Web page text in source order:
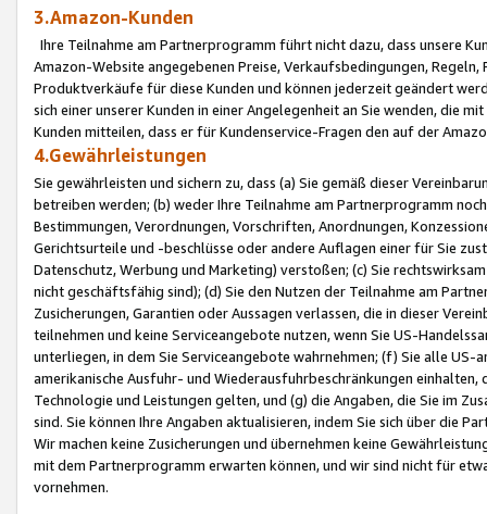
3.Amazon-Kunden
Ihre Teilnahme am Partnerprogramm führt nicht dazu, dass unsere
Amazon-Website angegebenen Preise, Verkaufsbedingungen,
Produktverkäufe für diese Kunden und können jederzeit geändert
sich einer unserer Kunden in einer Angelegenheit an Sie wenden, die
Kunden mitteilen, dass er für Kundenservice-Fragen den auf der
4.Gewährleistungen
Sie gewährleisten und sichern zu, dass (a) Sie gemäß dieser
betreiben werden; (b) weder Ihre Teilnahme am Partnerprogramm
Bestimmungen, Verordnungen, Vorschriften, Anordnungen,
Gerichtsurteile und -beschlüsse oder andere Auflagen einer für Sie
Datenschutz, Werbung und Marketing) verstoßen; (c) Sie
nicht geschäftsfähig sind); (d) Sie den Nutzen der Teilnahme am
Zusicherungen, Garantien oder Aussagen verlassen, die in dieser
teilnehmen und keine Serviceangebote nutzen, wenn Sie US-
unterliegen, in dem Sie Serviceangebote wahrnehmen; (f) Sie alle
amerikanische Ausfuhr- und Wiederausfuhrbeschränkungen
Technologie und Leistungen gelten, und (g) die Angaben, die Sie im
sind. Sie können Ihre Angaben aktualisieren, indem Sie sich über die
Wir machen keine Zusicherungen und übernehmen keine
mit dem Partnerprogramm erwarten können, und wir sind nicht für
vornehmen.